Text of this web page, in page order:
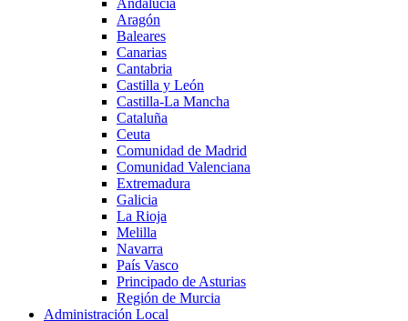
Aragón
Baleares
Canarias
Cantabria
Castilla y León
Castilla-La Mancha
Cataluña
Ceuta
Comunidad de Madrid
Comunidad Valenciana
Extremadura
Galicia
La Rioja
Melilla
Navarra
País Vasco
Principado de Asturias
Región de Murcia
Administración Local